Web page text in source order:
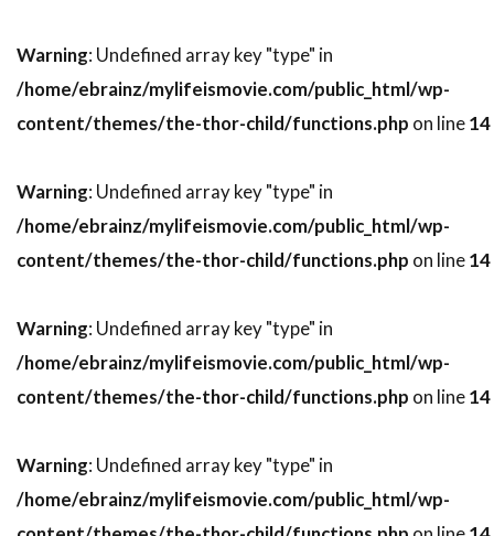
デヴィッド・キュービット
デヴィッド・クリンツマン
デヴィッド・クリーゲル
デヴィッド・クロス
デヴィッド・シャラム
デヴィッド・ジェンセン
デヴィッド・ジュリアン
デヴィッド・ニコルズ
デヴィッド・ハイド・ピアース
デヴィッド・ヒューレット
デヴィッド・フォスター・プロダクションズ
Warning: Undefined array key "type" in
/home/ebrainz/mylifeismovie.com/public_html/wp-
content/themes/the-thor-child/functions.php on line14
Warning: Undefined array key "type" in
/home/ebrainz/mylifeismovie.com/public_html/wp-
content/themes/the-thor-child/functions.php on line14
Warning: Undefined array key "type" in
/home/ebrainz/mylifeismovie.com/public_html/wp-
content/themes/the-thor-child/functions.php on line14
Warning: Undefined array key "type" in
/home/ebrainz/mylifeismovie.com/public_html/wp-